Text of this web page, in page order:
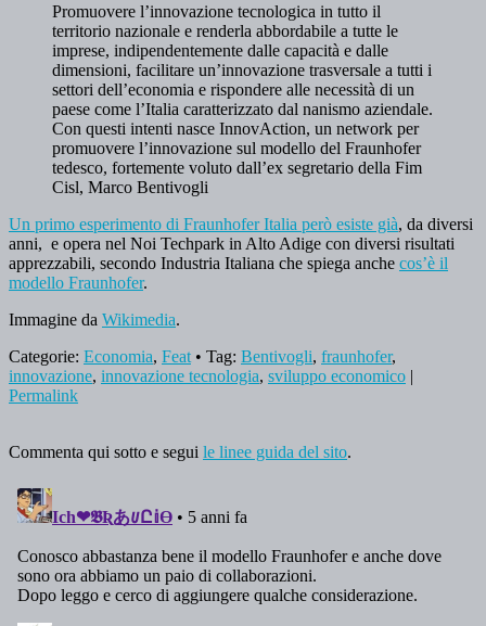
Promuovere l’innovazione tecnologica in tutto il
territorio nazionale e renderla abbordabile a tutte le
imprese, indipendentemente dalle capacità e dalle
dimensioni, facilitare un’innovazione trasversale a tutti i
settori dell’economia e rispondere alle necessità di un
paese come l’Italia caratterizzato dal nanismo aziendale.
Con questi intenti nasce InnovAction, un network per
promuovere l’innovazione sul modello del Fraunhofer
tedesco, fortemente voluto dall’ex segretario della Fim
Cisl, Marco Bentivogli
Un primo esperimento di Fraunhofer Italia però esiste già, da diversi
anni, e opera nel Noi Techpark in Alto Adige con diversi risultati
apprezzabili, secondo Industria Italiana che spiega anche cos’è il
modello Fraunhofer.
Immagine da Wikimedia.
Categorie: Economia, Feat • Tag: Bentivogli, fraunhofer,
innovazione, innovazione tecnologia, sviluppo economico |
Permalink
Commenta qui sotto e segui le linee guida del sito.